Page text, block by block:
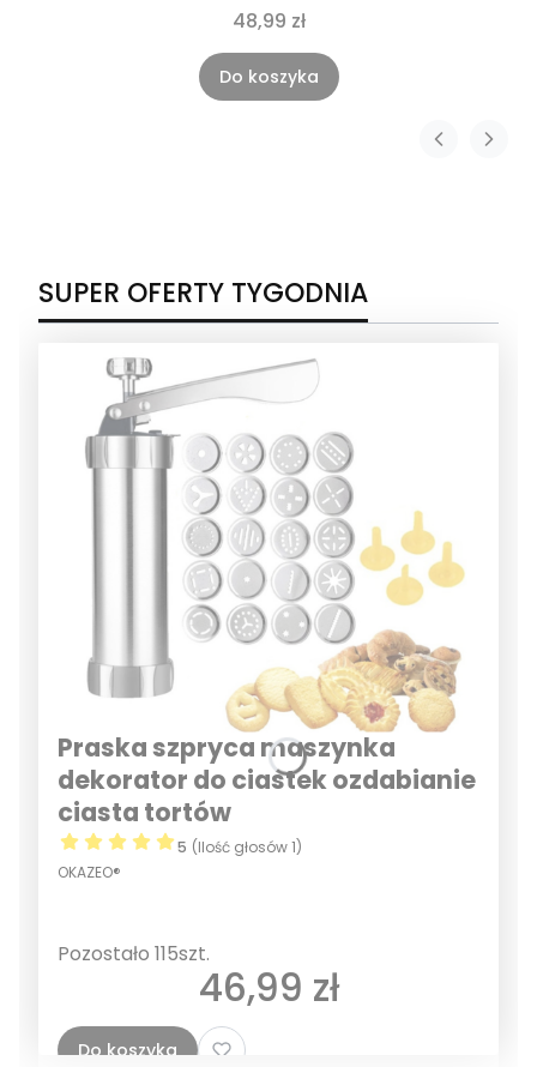
48,99 zł
Do koszyka
SUPER OFERTY TYGODNIA
Praska szpryca maszynka
dekorator do ciastek ozdabianie
ciasta tortów
5 (Ilość głosów 1)
OKAZEO®
Pozostało 115szt.
Cena
46,99 zł
Do koszyka